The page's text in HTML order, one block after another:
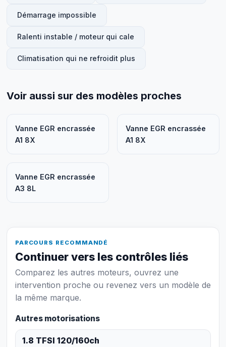
Démarrage impossible
Ralenti instable / moteur qui cale
Climatisation qui ne refroidit plus
Voir aussi sur des modèles proches
Vanne EGR encrassée
A1 8X
Vanne EGR encrassée
A1 8X
Vanne EGR encrassée
A3 8L
PARCOURS RECOMMANDÉ
Continuer vers les contrôles liés
Comparez les autres moteurs, ouvrez une
intervention proche ou revenez vers un modèle de
la même marque.
Autres motorisations
1.8 TFSI 120/160ch